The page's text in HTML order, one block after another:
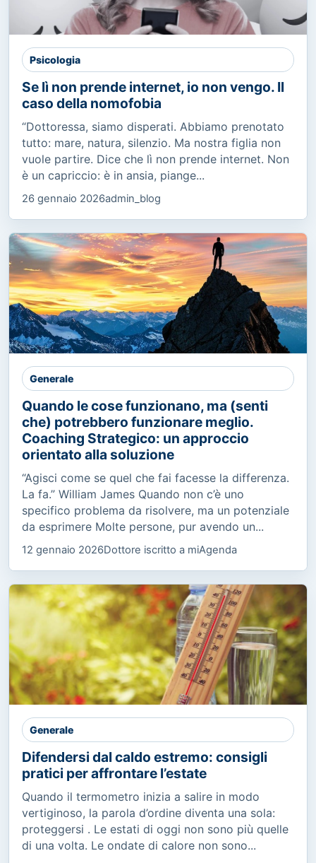
Psicologia
Se lì non prende internet, io non vengo. Il
caso della nomofobia
“Dottoressa, siamo disperati. Abbiamo prenotato
tutto: mare, natura, silenzio. Ma nostra figlia non
vuole partire. Dice che lì non prende internet. Non
è un capriccio: è in ansia, piange...
26 gennaio 2026admin_blog
Generale
Quando le cose funzionano, ma (senti
che) potrebbero funzionare meglio.
Coaching Strategico: un approccio
orientato alla soluzione
“Agisci come se quel che fai facesse la differenza.
La fa.” William James Quando non c’è uno
specifico problema da risolvere, ma un potenziale
da esprimere Molte persone, pur avendo un...
12 gennaio 2026Dottore iscritto a miAgenda
Generale
Difendersi dal caldo estremo: consigli
pratici per affrontare l’estate
Quando il termometro inizia a salire in modo
vertiginoso, la parola d’ordine diventa una sola:
proteggersi . Le estati di oggi non sono più quelle
di una volta. Le ondate di calore non sono...